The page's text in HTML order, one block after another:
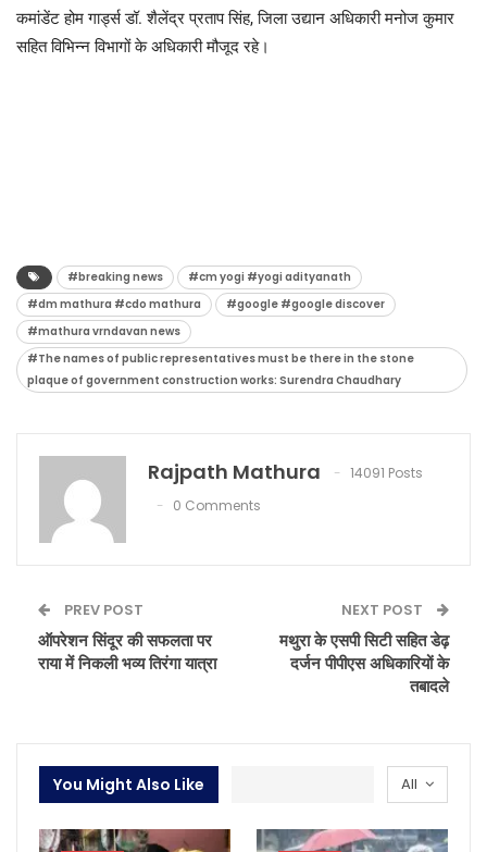
कमांडेंट होम गार्ड्स डॉ. शैलेंद्र प्रताप सिंह, जिला उद्यान अधिकारी मनोज कुमार
सहित विभिन्न विभागों के अधिकारी मौजूद रहे।
#breaking news
#cm yogi #yogi adityanath
#dm mathura #cdo mathura
#google #google discover
#mathura vrndavan news
#The names of public representatives must be there in the stone
plaque of government construction works: Surendra Chaudhary
Rajpath Mathura
14091 Posts
0 Comments
PREV POST
ऑपरेशन सिंदूर की सफलता पर
राया में निकली भव्य तिरंगा यात्रा
NEXT POST
मथुरा के एसपी सिटी सहित डेढ़
दर्जन पीपीएस अधिकारियों के
तबादले
All
You Might Also Like